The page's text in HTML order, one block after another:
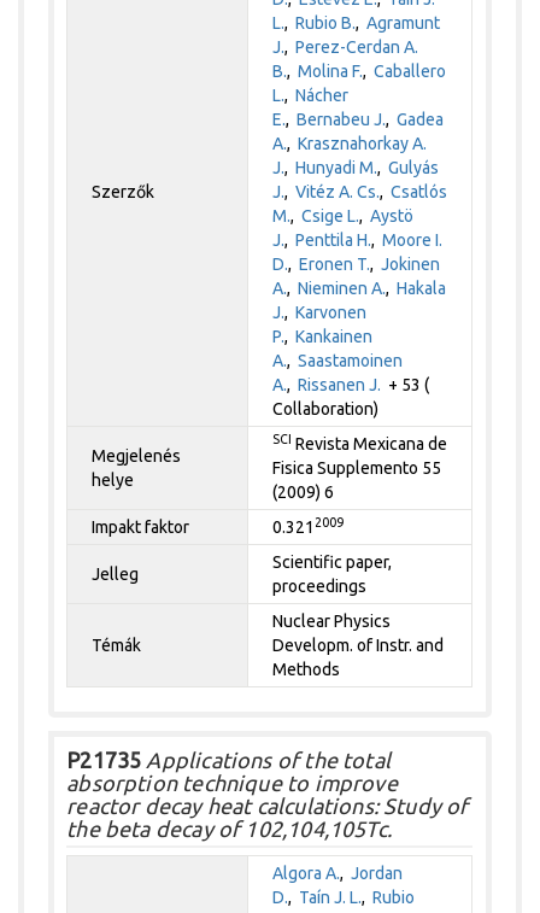
Szerzők
L.,Rubio B.,Agramunt
J.,Perez-Cerdan A.
B.,Molina F.,Caballero
L.,Nácher
E.,Bernabeu J.,Gadea
A.,Krasznahorkay A.
J.,Hunyadi M.,Gulyás
J.,Vitéz A. Cs.,Csatlós
M.,Csige L.,Aystö
J.,Penttila H.,Moore I.
D.,Eronen T.,Jokinen
A.,Nieminen A.,Hakala
J.,Karvonen
P.,Kankainen
A.,Saastamoinen
A.,Rissanen J. + 53 (
Collaboration)
Megjelenés
helye
SCI Revista Mexicana de
Fisica Supplemento 55
(2009) 6
Impakt faktor
0.321 2009
Jelleg
Scientific paper,
proceedings
Témák
Nuclear Physics
Developm. of Instr. and
Methods
P21735 Applications of the total
absorption technique to improve
reactor decay heat calculations: Study of
the beta decay of 102,104,105Tc.
Algora A.,Jordan
D., Taín J. L.,Rubio